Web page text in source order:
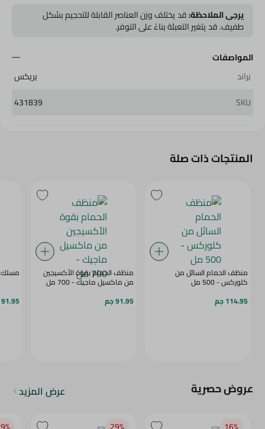
يرجى الملاحظة:قد يختلف وزن العناصر القابلة للتحجيم بشكل
طفيف. قد يتغير التعبئة بناءً على التوفر.
المواصفات
براند
بريكس
SKU
431839
المنتجات ذات صلة
منظف الحمام السائل من
كلوركس - 500 مل
114.95 جم
منظف الحمام بقوة الأكسيجين
من ماكسيل ماجيك - 700 مل
91.95 جم
مسلك
91.95 جم
عروض حصرية عرض المزيد